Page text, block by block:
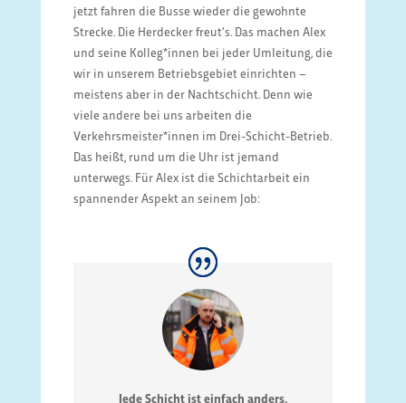
jetzt fahren die Busse wieder die gewohnte
Strecke. Die Herdecker freut‘s. Das machen Alex
und seine Kolleg*innen bei jeder Umleitung, die
wir in unserem Betriebsgebiet einrichten –
meistens aber in der Nachtschicht. Denn wie
viele andere bei uns arbeiten die
Verkehrsmeister*innen im Drei-Schicht-Betrieb.
Das heißt, rund um die Uhr ist jemand
unterwegs. Für Alex ist die Schichtarbeit ein
spannender Aspekt an seinem Job:
Jede Schicht ist einfach anders.